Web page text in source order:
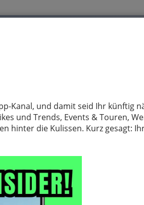
Kanal, und damit seid Ihr künftig
und Trends, Events & Touren,
hinter die Kulissen. Kurz gesagt: